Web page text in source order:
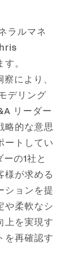
ラルマネ
。
により、
デリング
リーダー
略的な意思
ートしてい
の1社と
様が求める
ションを提
や柔軟なシ
上を実現す
を再確認す